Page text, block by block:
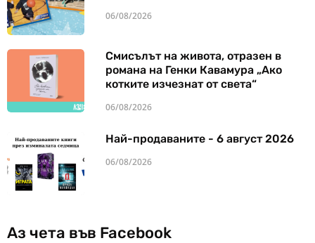
06/08/2026
Смисълът на живота, отразен в
романа на Генки Кавамура „Ако
котките изчезнат от света“
06/08/2026
Най-продаваните - 6 август 2026
06/08/2026
Аз чета във Facebook